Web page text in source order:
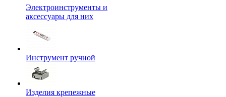
Электроинструменты и
аксессуары для них
Инструмент ручной
Изделия крепежные